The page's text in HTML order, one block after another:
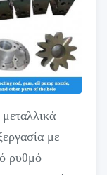
με
ρυθμό